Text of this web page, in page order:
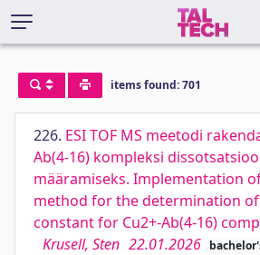
items found: 701
226. ESI TOF MS meetodi
Ab(4-16) kompleksi
määramiseks. Implementation of
method for the determination
constant for Cu2+-Ab(4-16)
Krusell, Sten 22.01.2026